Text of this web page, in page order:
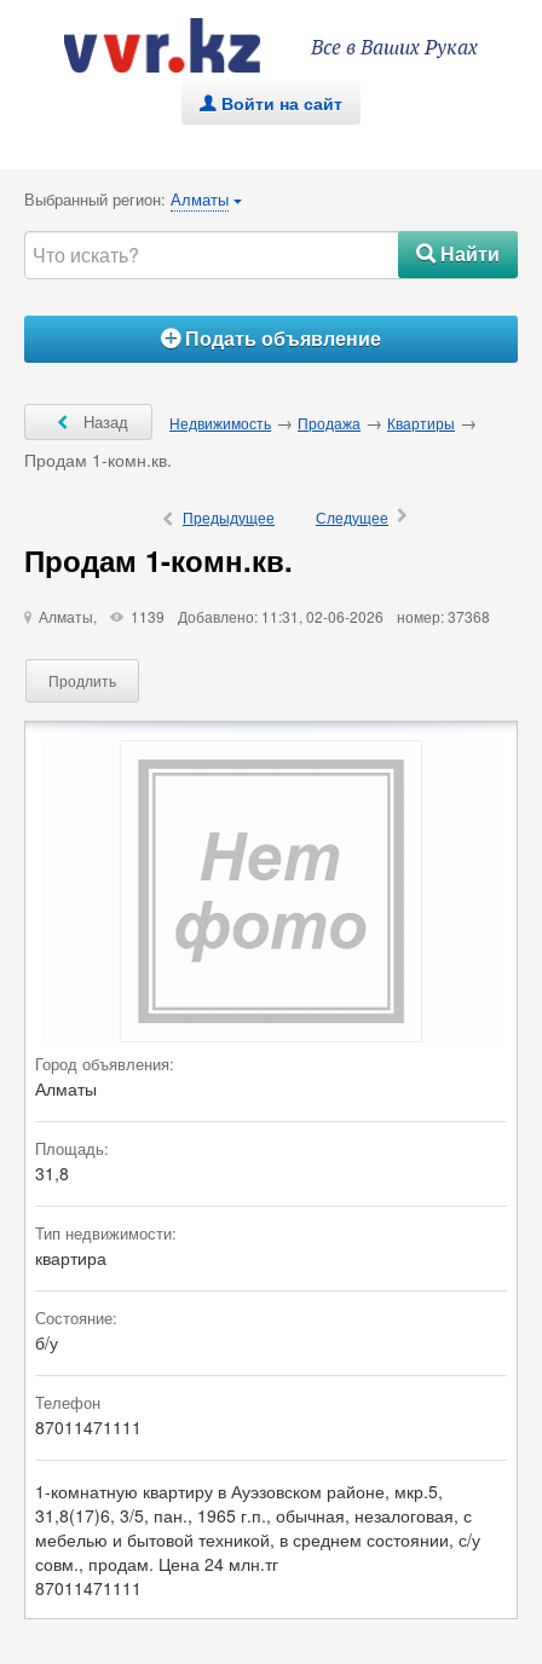
Все в Ваших Руках
. Войти на сайт
Выбранный регион: Алматы {
#Найти
ÁПодать объявление
Ô Назад Недвижимость → Продажа → Квартиры →
Продам 1-комн.кв.
ÔПредыдущее ×
Следущее
Продам 1-комн.кв.
u Алматы, X 1139 Добавлено: 11:31, 02-06-2026 номер: 37368
Продлить
Город объявления:
Алматы
Площадь:
31,8
Тип недвижимости:
квартира
Состояние:
б/у
Телефон
87011471111
1-комнатную квартиру в Ауэзовском районе, мкр.5,
31,8(17)6, 3/5, пан., 1965 г.п., обычная, незалоговая, с
мебелью и бытовой техникой, в среднем состоянии, с/у
совм., продам. Цена 24 млн.тг
87011471111